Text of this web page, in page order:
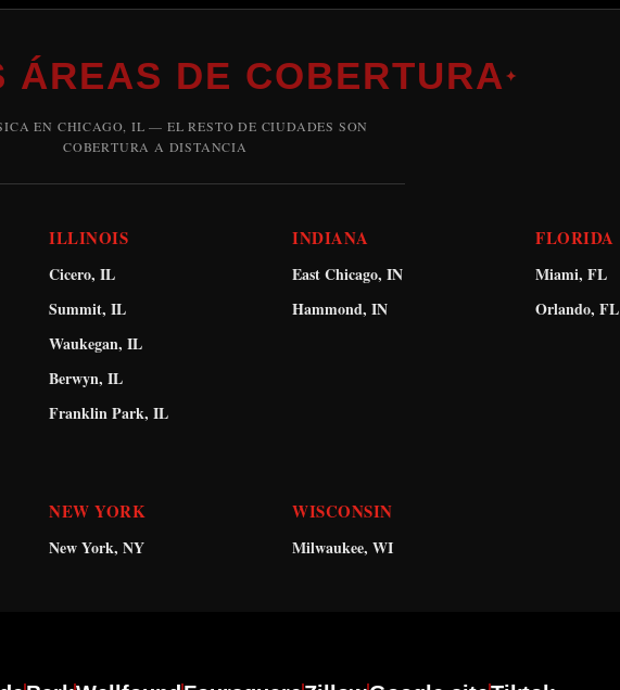
ÁREAS DE COBERTURA ✦
EN CHICAGO, IL — EL RESTO DE CIUDADES SON
COBERTURA A DISTANCIA
ILLINOIS
Cicero, IL
Summit, IL
Waukegan, IL
Berwyn, IL
Franklin Park, IL
INDIANA
East Chicago, IN
Hammond, IN
FLORIDA
Miami, FL
Orlando, FL
NEW YORK
New York, NY
WISCONSIN
Milwaukee, WI